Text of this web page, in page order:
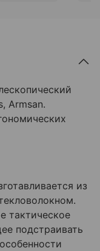
Armsan.
из
тактическое
подстраивать